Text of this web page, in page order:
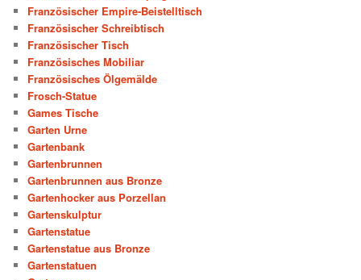
Französischer Empire-Beistelltisch
Französischer Schreibtisch
Französischer Tisch
Französisches Mobiliar
Französisches Ölgemälde
Frosch-Statue
Games Tische
Garten Urne
Gartenbank
Gartenbrunnen
Gartenbrunnen aus Bronze
Gartenhocker aus Porzellan
Gartenskulptur
Gartenstatue
Gartenstatue aus Bronze
Gartenstatuen